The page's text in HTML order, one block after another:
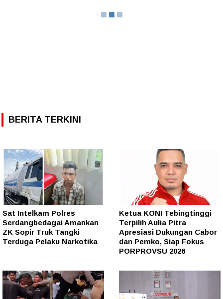
BERITA TERKINI
Sat Intelkam Polres
Serdangbedagai Amankan
ZK Sopir Truk Tangki
Terduga Pelaku Narkotika
Ketua KONI Tebingtinggi
Terpilih Aulia Pitra
Apresiasi Dukungan Cabor
dan Pemko, Siap Fokus
PORPROVSU 2026